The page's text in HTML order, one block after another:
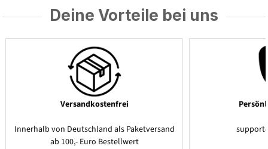
Deine Vorteile bei uns
Versandkostenfrei
Innerhalb von Deutschland als Paketversand
ab 100,- Euro Bestellwert